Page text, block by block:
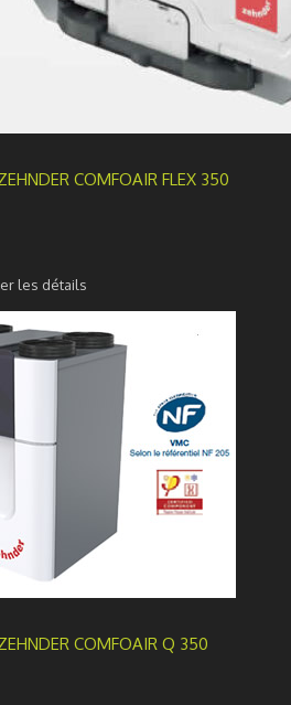
COMFOAIR FLEX 350
les détails
COMFOAIR Q 350